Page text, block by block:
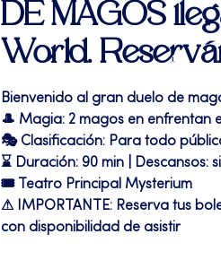
DE MAGOS
World.
Bienvenido al gran duelo de
🎩 Magia: 2 magos en enfrentan
🎭 Clasificación: Para todo
⌛ Duración: 90 min | Descansos: si
🎟 Teatro Principal Mysterium
⚠ IMPORTANTE: Reserva tus
con disponibilidad de asistir